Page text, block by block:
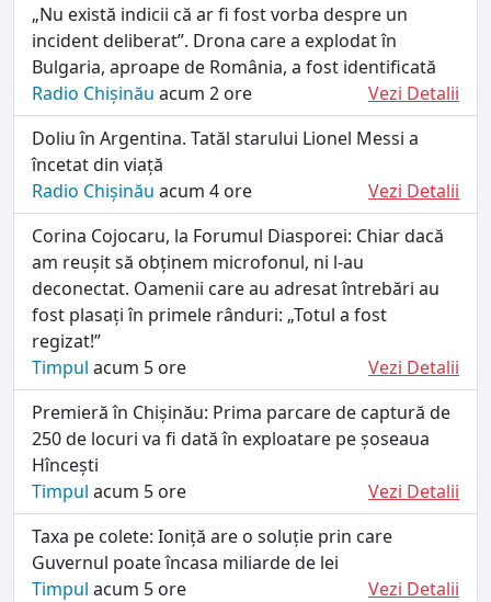
„Nu există indicii că ar fi fost vorba despre un
incident deliberat”. Drona care a explodat în
Bulgaria, aproape de România, a fost identificată
Radio Chișinău acum 2 ore
Vezi Detalii
Doliu în Argentina. Tatăl starului Lionel Messi a
încetat din viață
Radio Chișinău acum 4 ore
Vezi Detalii
Corina Cojocaru, la Forumul Diasporei: Chiar dacă
am reușit să obținem microfonul, ni l-au
deconectat. Oamenii care au adresat întrebări au
fost plasați în primele rânduri: „Totul a fost
regizat!”
Timpul acum 5 ore
Vezi Detalii
Premieră în Chișinău: Prima parcare de captură de
250 de locuri va fi dată în exploatare pe șoseaua
Hîncești
Timpul acum 5 ore
Vezi Detalii
Taxa pe colete: Ioniță are o soluție prin care
Guvernul poate încasa miliarde de lei
Timpul acum 5 ore
Vezi Detalii